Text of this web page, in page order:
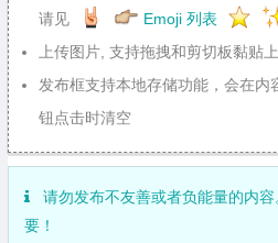
请见
Emoji 列表
上传图片, 支持拖拽和剪切板黏贴
发布框支持本地存储功能，会在内
钮点击时清空
请勿发布不友善或者负能量的内
要！